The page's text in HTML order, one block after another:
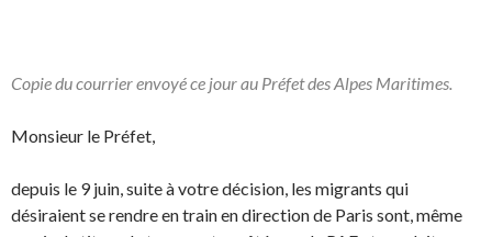
Copie du courrier envoyé ce jour au Préfet des Alpes Maritimes.
Monsieur le Préfet,
depuis le 9 juin, suite à votre décision, les migrants qui
désiraient se rendre en train en direction de Paris sont, même